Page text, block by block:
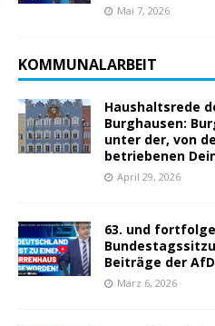
Mai 7, 2026
KOMMUNALARBEIT
Haushaltsrede
Burghausen:
unter der, von
betriebenen
April 29, 2026
63. und
Beiträge der
März 6, 2026